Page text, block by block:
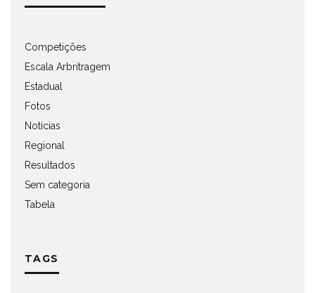
Competições
Escala Arbritragem
Estadual
Fotos
Notícias
Regional
Resultados
Sem categoria
Tabela
TAGS